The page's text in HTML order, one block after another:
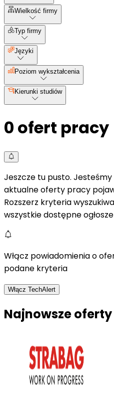
Wielkość firmy
Typ firmy
Języki
Poziom wykształcenia
Kierunki studiów
0 ofert pracy
Jeszcze tu pusto.
aktualne oferty pracy
Rozszerz kryteria
wszystkie dostępne
Włącz powiadomienia o
podane kryteria
Włącz TechAlert
Najnowsze